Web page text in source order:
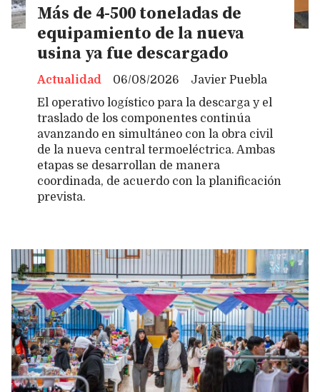
Más de 4-500 toneladas de
equipamiento de la nueva
usina ya fue descargado
Javier Puebla
Actualidad
06/08/2026
El operativo logístico para la descarga y el
traslado de los componentes continúa
avanzando en simultáneo con la obra civil
de la nueva central termoeléctrica. Ambas
etapas se desarrollan de manera
coordinada, de acuerdo con la planificación
prevista.